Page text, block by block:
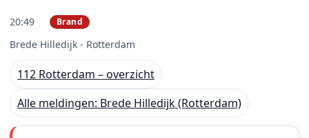
20:49 Brand
Brede Hilledijk - Rotterdam
112 Rotterdam – overzicht
Alle meldingen: Brede Hilledijk (Rotterdam)